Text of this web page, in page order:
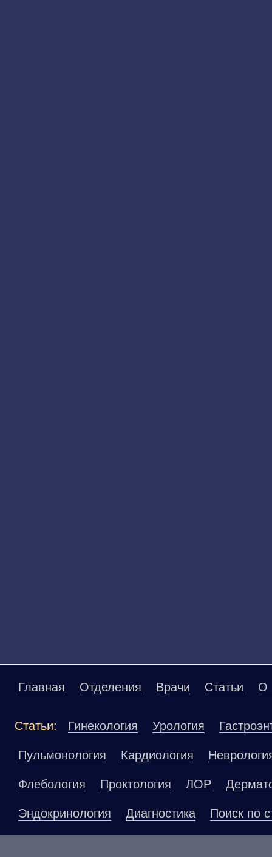
Главная Отделения Врачи Статьи О
Статьи: Гинекология Урология
Пульмонология Кардиология
Флебология Проктология ЛОР
Эндокринология Диагностика Поиск по